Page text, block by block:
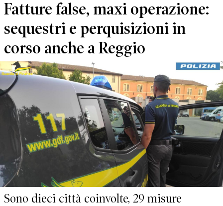
Fatture false, maxi operazione:
sequestri e perquisizioni in
corso anche a Reggio
Sono dieci città coinvolte, 29 misure